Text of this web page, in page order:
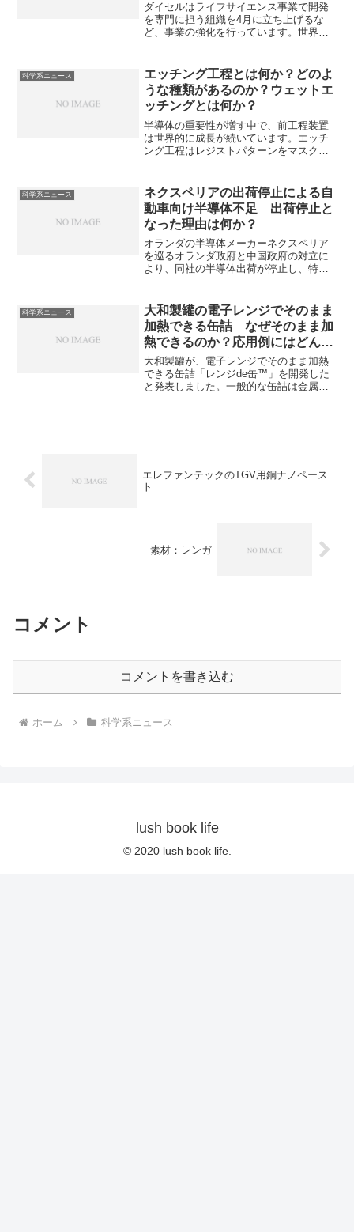
ダイセルはライフサイエンス事業で開発
を専門に担う組織を4月に立ち上げるな
ど、事業の強化を行っています。世界シ
針注射器の開発が主な事業内容です。な
ぜ強化するのかやキラル分離カラムの仕
組みを知ることができます。
科学系ニュース
エッチング工程とは何か？どのよ
うな種類があるのか？ウェットエ
ッチングとは何か？
半導体の重要性が増す中で、前工程装置
は世界的に成長が続いています。エッチ
ング工程はレジストパターンをマスクと
を使うウェットエッチングと、プラズマ
を使うドライエッチングがあります。ウ
ェットエッチングとは何か、どのような
薬液が使用されるのかを知ることができ
ます。
科学系ニュース
ネクスペリアの出荷停止による自
動車向け半導体不足 出荷停止と
なった理由は何か？
オランダの半導体メーカーネクスペリア
を巡るオランダ政府と中国政府の対立に
より、同社の半導体出荷が停止し、特に
の特徴や他社で代替できない理由を知る
ことができます。
科学系ニュース
大和製罐の電子レンジでそのまま
加熱できる缶詰 なぜそのまま加
熱できるのか？応用例にはどんな
ものがあるのか？
大和製罐が、電子レンジでそのまま加熱
できる缶詰「レンジde缶™」を開発した
と発表しました。一般的な缶詰は金属製
エレファンテックのTGV用銅ナノペース
ト
素材：レンガ
コメント
コメントを書き込む
ホーム 科学系ニュース
lush book life
© 2020 lush book life.